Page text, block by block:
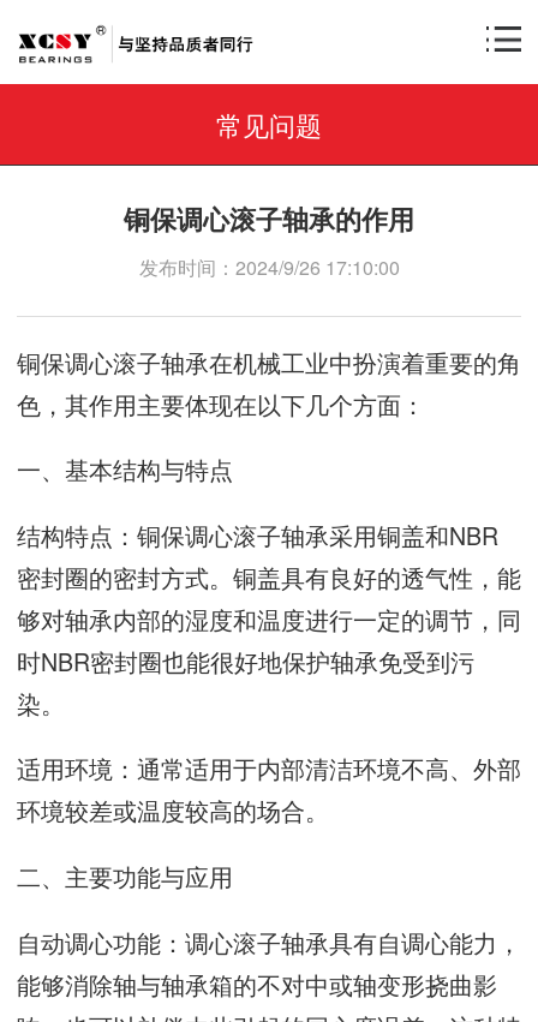
常见问题
铜保调心滚子轴承的作用
发布时间：2024/9/26 17:10:00
铜保调心滚子轴承在机械工业中扮演着重要的角
色，其作用主要体现在以下几个方面：
一、基本结构与特点
结构特点：铜保调心滚子轴承采用铜盖和NBR
密封圈的密封方式。铜盖具有良好的透气性，能
够对轴承内部的湿度和温度进行一定的调节，同
时NBR密封圈也能很好地保护轴承免受到污
染。
适用环境：通常适用于内部清洁环境不高、外部
环境较差或温度较高的场合。
二、主要功能与应用
自动调心功能：调心滚子轴承具有自调心能力，
能够消除轴与轴承箱的不对中或轴变形挠曲影